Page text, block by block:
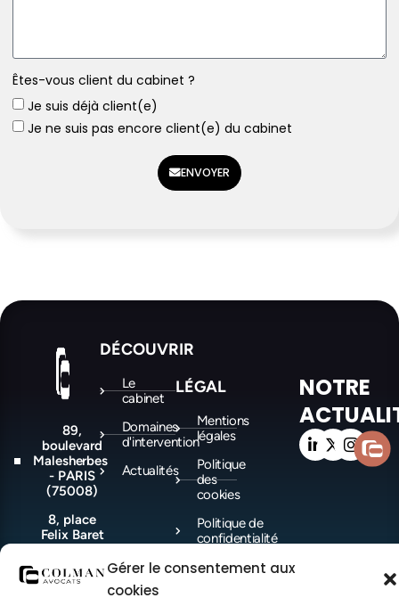
Gérer le consentement aux
cookies
Êtes-vous client du cabinet ?
Je suis déjà client(e)
Je ne suis pas encore client(e) du cabinet
ENVOYER
89,
boulevard
Malesherbes
- PARIS
(75008)
8, place
Felix Baret
MARSEILLE
(13006)
DÉCOUVRIR
Le
cabinet
Domaines
d'intervention
Actualités
LÉGAL
Mentions
légales
Politique
des
cookies
Politique de
confidentialité
NOTRE